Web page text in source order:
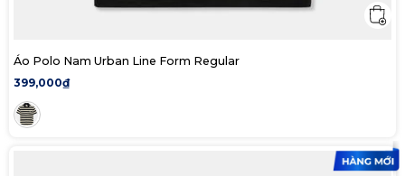
Áo Polo Nam Urban Line Form Regular
399,000₫